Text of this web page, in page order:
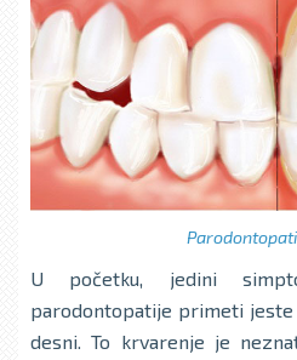
U početku, jedini
parodontopatije primeti
desni. To krvarenje je